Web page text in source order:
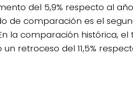
del 5,9% respecto al
de comparación es el
la comparación histórica,
un retroceso del 11,5%